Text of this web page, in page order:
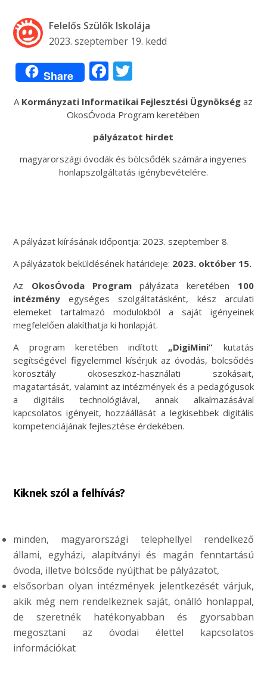
Felelős Szülők Iskolája
2023. szeptember 19. kedd
Share Facebook
A Kormányzati Informatikai Fejlesztési Ügynökségaz
OkosÓvoda Program keretében
pályázatot hirdet
magyarországi óvodák és bölcsődék számára ingyenes
honlapszolgáltatás igénybevételére.
A pályázat kiírásának időpontja: 2023. szeptember 8.
A pályázatok beküldésének határideje: 2023. október 15.
Az OkosÓvoda Programpályázata keretében 100
intézmény egységes szolgáltatásként, kész arculati
elemeket tartalmazó modulokból a saját igényeinek
megfelelően alakíthatja ki honlapját.
A program keretében indított „DigiMini” kutatás
segítségével figyelemmel kísérjük az óvodás, bölcsődés
korosztály okoseszköz-használati szokásait,
magatartását, valamint az intézmények és a pedagógusok
a digitális technológiával, annak alkalmazásával
kapcsolatos igényeit, hozzáállását a legkisebbek digitális
kompetenciájának fejlesztése érdekében.
Kiknek szól a felhívás?
minden, magyarországi telephellyel rendelkező
állami, egyházi, alapítványi és magán fenntartású
óvoda, illetve bölcsőde nyújthat be pályázatot,
elsősorban olyan intézmények jelentkezését várjuk,
akik még nem rendelkeznek saját, önálló honlappal,
de szeretnék hatékonyabban és gyorsabban
megosztani az óvodai élettel kapcsolatos
információkat